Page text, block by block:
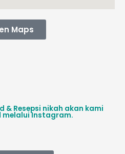
Maps
& Resepsi nikah akan kami
Instagram.